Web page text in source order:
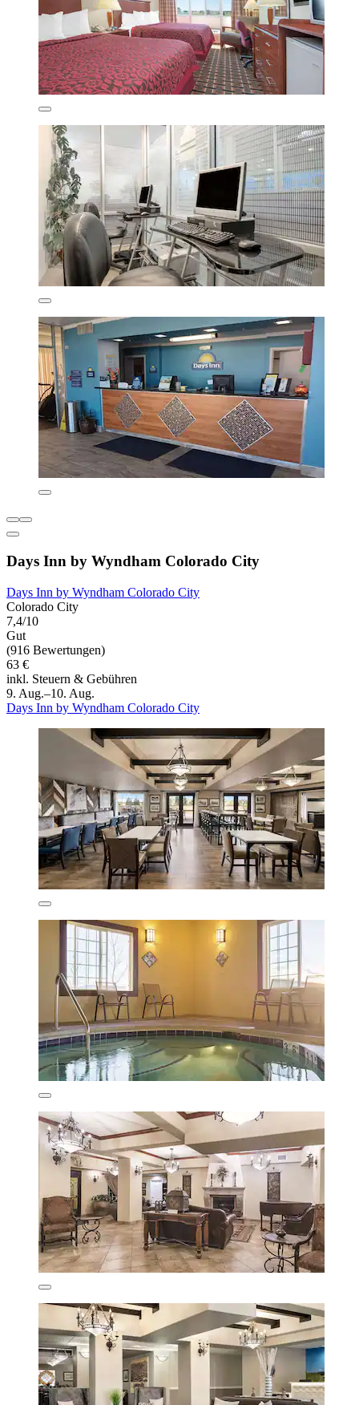
Days Inn by Wyndham Colorado City
Days Inn by Wyndham Colorado City
Colorado City
7,4/10
Gut
(916 Bewertungen)
63 €
inkl. Steuern & Gebühren
9. Aug.–10. Aug.
Days Inn by Wyndham Colorado City